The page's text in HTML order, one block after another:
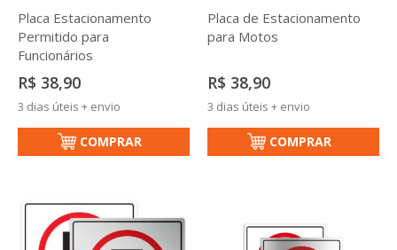
Placa Estacionamento
Permitido para
Funcionários
R$ 38,90
3 dias úteis + envio
COMPRAR
Placa de Estacionamento
para Motos
R$ 38,90
3 dias úteis + envio
COMPRAR